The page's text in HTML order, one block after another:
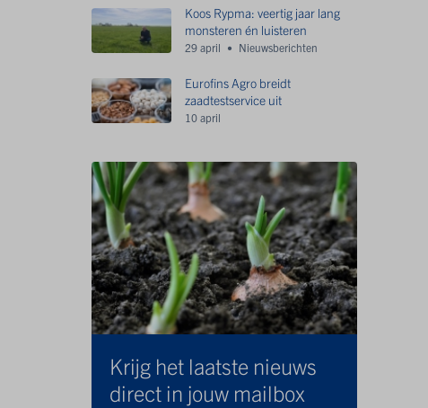
Koos Rypma: veertig jaar lang
monsteren én luisteren
29 april Nieuwsberichten
Eurofins Agro breidt
zaadtestservice uit
10 april
Krijg het laatste nieuws
direct in jouw mailbox